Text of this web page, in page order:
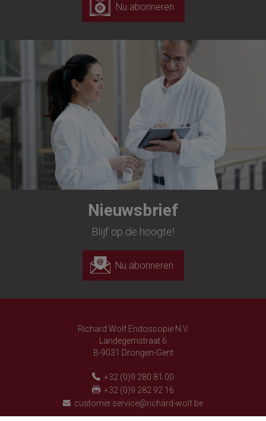
Nu abonneren
Nieuwsbrief
Blijf op de hoogte!
Nu abonneren
Richard Wolf Endoscopie N.V.
Landegemstraat 6
B-9031 Drongen-Gent
+32 (0)9 280 81 00
+32 (0)9 282 92 16
customer.service@richard-wolf.be